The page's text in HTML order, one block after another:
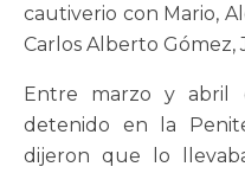
cautiverio con Mario,
Carlos Alberto Gómez,
Entre marzo y abril
detenido en la
dijeron que lo